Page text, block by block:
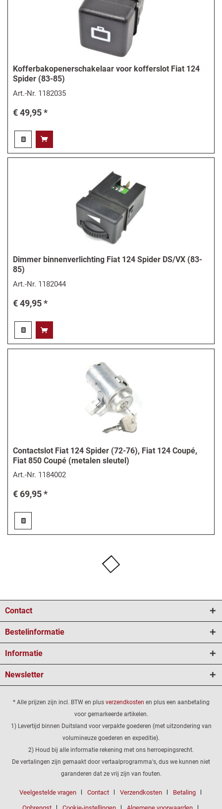
Kofferbakopenerschakelaar voor kofferslot Fiat 124
Spider (83-85)
Art.-Nr. 1182035
€ 49,95 *
Dimmer binnenverlichting Fiat 124 Spider DS/VX (83-
85)
Art.-Nr. 1182044
€ 49,95 *
Contactslot Fiat 124 Spider (72-76), Fiat 124 Coupé,
Fiat 850 Coupé (metalen sleutel)
Art.-Nr. 1184002
€ 69,95 *
Contact
Bestelinformatie
Informatie
Newsletter
* Alle prijzen zijn incl. BTW en plus verzendkosten en plus een aanbetaling
voor gemarkeerde artikelen.
1) Levertijd binnen Duitsland voor verpakte goederen (met uitzondering van
volumineuze goederen en expeditie).
2) Houd bij alle informatie rekening met ons herroepingsrecht.
De vertalingen zijn gemaakt door vertaalprogramma's, dus we kunnen niet
garanderen dat ze vrij zijn van fouten.
Veelgestelde vragen Contact Verzendkosten Betaling